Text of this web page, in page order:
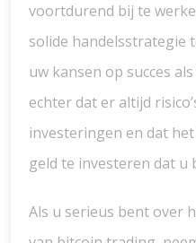
voortdurend bij te
solide handelsstrategie
uw kansen op succes
echter dat er altijd
investeringen en dat
geld te investeren dat u
Als u serieus bent over